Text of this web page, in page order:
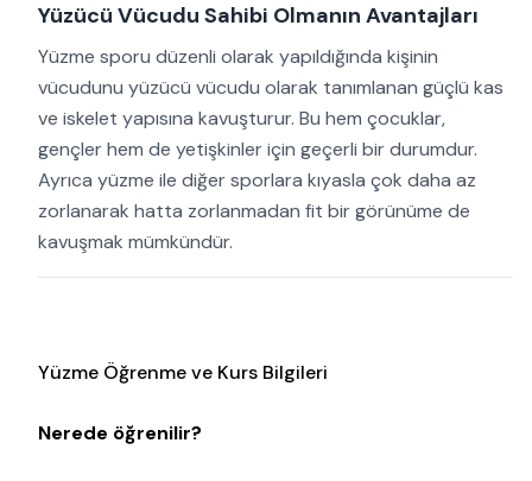
Yüzücü Vücudu Sahibi Olmanın Avantajları
Yüzme sporu düzenli olarak yapıldığında kişinin
vücudunu yüzücü vücudu olarak tanımlanan güçlü kas
ve iskelet yapısına kavuşturur. Bu hem çocuklar,
gençler hem de yetişkinler için geçerli bir durumdur.
Ayrıca yüzme ile diğer sporlara kıyasla çok daha az
zorlanarak hatta zorlanmadan fit bir görünüme de
kavuşmak mümkündür.
Yüzme Öğrenme ve Kurs Bilgileri
Nerede öğrenilir?